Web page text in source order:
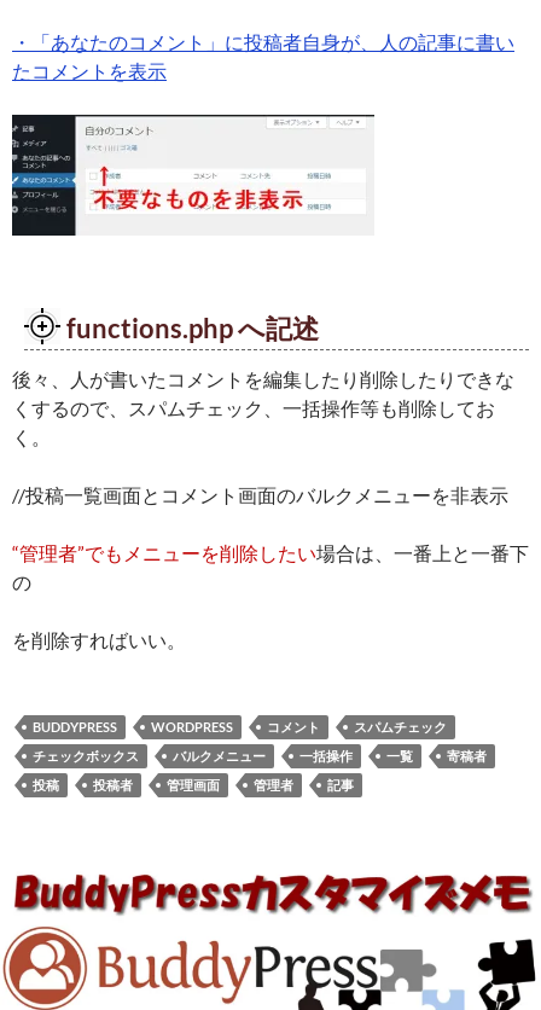
・「あなたのコメント」に投稿者自身が、人の記事に書い
たコメントを表示
functions.php へ記述
後々、人が書いたコメントを編集したり削除したりできな
くするので、スパムチェック、一括操作等も削除してお
く。
//投稿一覧画面とコメント画面のバルクメニューを非表示
“管理者”でもメニューを削除したい場合は、一番上と一番下
の
を削除すればいい。
BUDDYPRESS WORDPRESS コメント
スパムチェック
チェックボックス
バルクメニュー 一括操作 一覧
寄稿者
投稿
投稿者 管理画面 管理者 記事